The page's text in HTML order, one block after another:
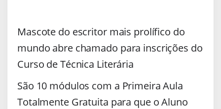
Mascote do escritor mais prolífico do
mundo abre chamado para inscrições do
Curso de Técnica Literária
São 10 módulos com a Primeira Aula
Totalmente Gratuita para que o Aluno